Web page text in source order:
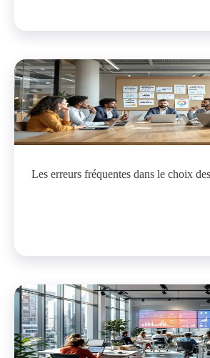
Les erreurs fréquentes dans le choix